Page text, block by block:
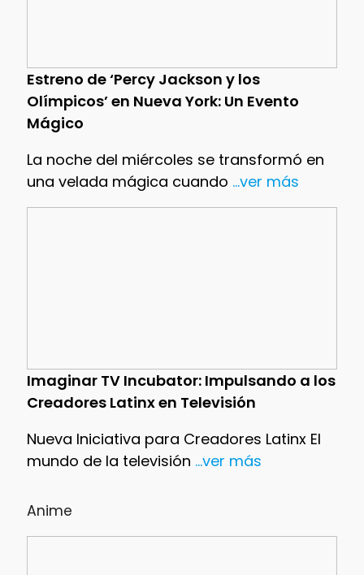
Estreno de ‘Percy Jackson y los
Olímpicos’ en Nueva York: Un Evento
Mágico
La noche del miércoles se transformó en
una velada mágica cuando ...ver más
Imaginar TV Incubator: Impulsando a los
Creadores Latinx en Televisión
Nueva Iniciativa para Creadores Latinx El
mundo de la televisión ...ver más
Anime